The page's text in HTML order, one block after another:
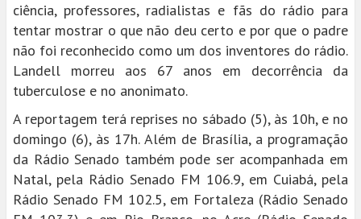
ciência, professores, radialistas e fãs do rádio para
tentar mostrar o que não deu certo e por que o padre
não foi reconhecido como um dos inventores do rádio.
Landell morreu aos 67 anos em decorrência da
tuberculose e no anonimato.
A reportagem terá reprises no sábado (5), às 10h, e no
domingo (6), às 17h. Além de Brasília, a programação
da Rádio Senado também pode ser acompanhada em
Natal, pela Rádio Senado FM 106.9, em Cuiabá, pela
Rádio Senado FM 102.5, em Fortaleza (Rádio Senado